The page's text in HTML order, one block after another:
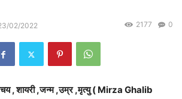
02/2022 0
2177
, शायरी ,जन्म ,उम्र ,मृत्यु ( Mirza Ghalib